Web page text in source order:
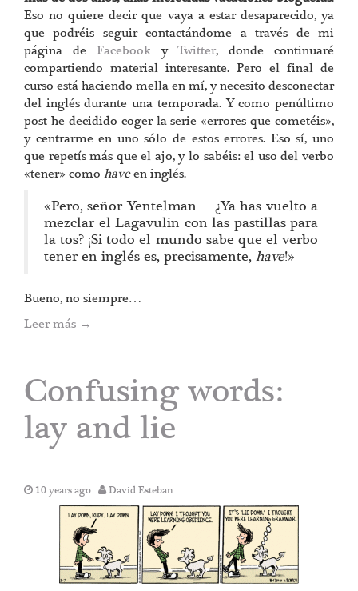
Eso no quiere decir que vaya a estar desaparecido, ya
que podréis seguir contactándome a través de mi
página de Facebook yTwitter, donde continuaré
compartiendo material interesante. Pero el final de
curso está haciendo mella en mí, y necesito desconectar
del inglés durante una temporada. Y como penúltimo
post he decidido coger la serie «errores que cometéis»,
y centrarme en uno sólo de estos errores. Eso sí, uno
que repetís más que el ajo, y lo sabéis: el uso del verbo
«tener» como haveen inglés.
«Pero, señor Yentelman… ¿Ya has vuelto a
mezclar el Lagavulin con las pastillas para
la tos? ¡Si todo el mundo sabe que el verbo
tener en inglés es, precisamente, have!»
Bueno, no siempre…
Leer más →
Confusing words:
lay and lie
10 years ago David Esteban